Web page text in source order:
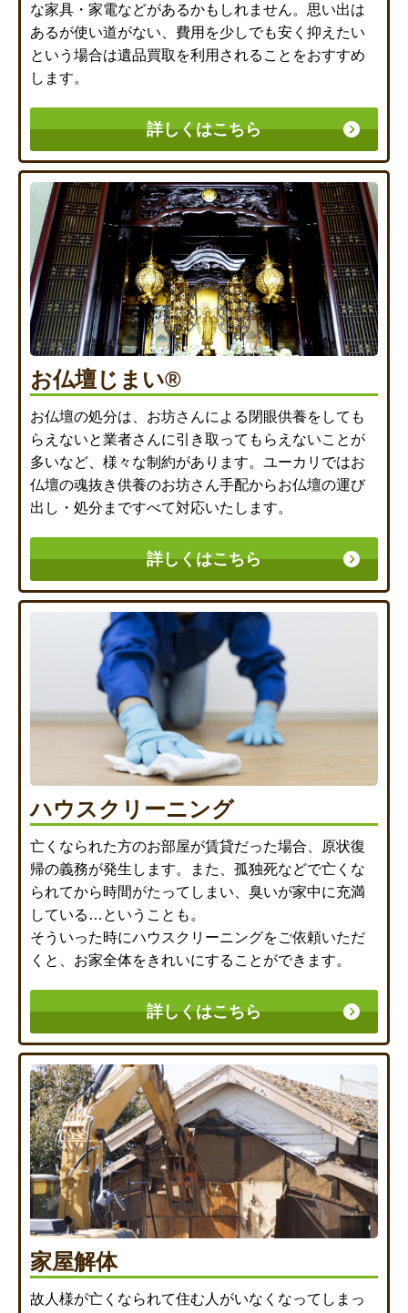
な家具・家電などがあるかもしれません。思い出は
あるが使い道がない、費用を少しでも安く抑えたい
という場合は遺品買取を利用されることをおすすめ
します。
詳しくはこちら
お仏壇じまい®
お仏壇の処分は、お坊さんによる閉眼供養をしても
らえないと業者さんに引き取ってもらえないことが
多いなど、様々な制約があります。ユーカリではお
仏壇の魂抜き供養のお坊さん手配からお仏壇の運び
出し・処分まですべて対応いたします。
詳しくはこちら
ハウスクリーニング
亡くなられた方のお部屋が賃貸だった場合、原状復
帰の義務が発生します。また、孤独死などで亡くな
られてから時間がたってしまい、臭いが家中に充満
している…ということも。
そういった時にハウスクリーニングをご依頼いただ
くと、お家全体をきれいにすることができます。
詳しくはこちら
家屋解体
故人様が亡くなられて住む人がいなくなってしまっ